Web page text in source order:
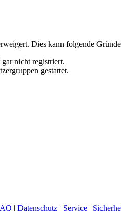
Dies kann folgende
nicht registriert.
gestattet.
| Datenschutz | Service |